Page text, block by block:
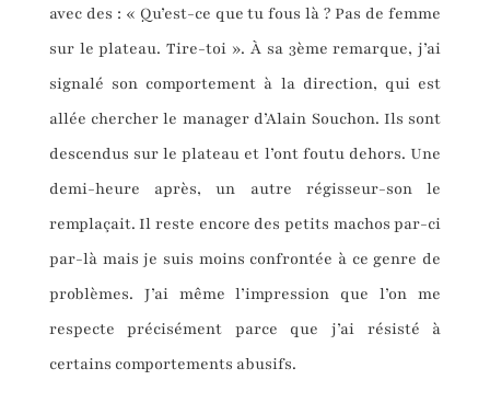
avec des : « Qu’est-ce que tu fous là ? Pas de femme
sur le plateau. Tire-toi ». À sa 3ème remarque, j’ai
signalé son comportement à la direction, qui est
allée chercher le manager d’Alain Souchon. Ils sont
descendus sur le plateau et l’ont foutu dehors. Une
demi-heure après, un autre régisseur-son le
remplaçait. Il reste encore des petits machos par-ci
par-là mais je suis moins confrontée à ce genre de
problèmes. J’ai même l’impression que l’on me
respecte précisément parce que j’ai résisté à
certains comportements abusifs.